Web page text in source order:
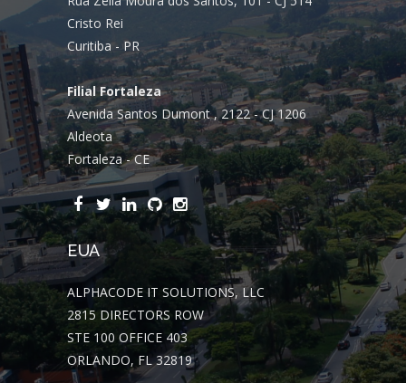
Cristo Rei
Curitiba - PR
Filial Fortaleza
Avenida Santos Dumont , 2122 - CJ 1206
Aldeota
Fortaleza - CE
EUA
ALPHACODE IT SOLUTIONS, LLC
2815 DIRECTORS ROW
STE 100 OFFICE 403
ORLANDO, FL 32819